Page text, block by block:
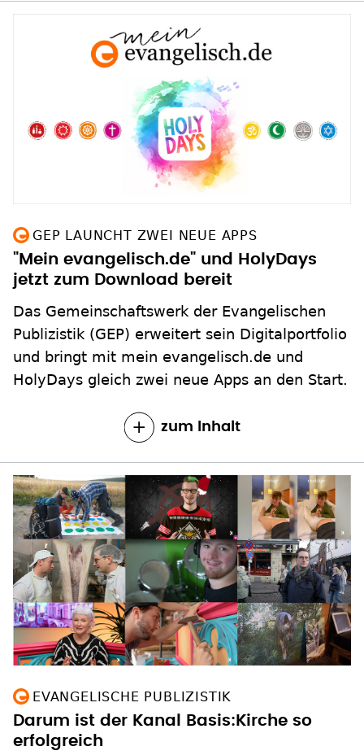
GEP LAUNCHT ZWEI NEUE APPS
"Mein evangelisch.de" und HolyDays
jetzt zum Download bereit
Das Gemeinschaftswerk der Evangelischen
Publizistik (GEP) erweitert sein Digitalportfolio
und bringt mit mein evangelisch.de und
HolyDays gleich zwei neue Apps an den Start.
zum Inhalt
EVANGELISCHE PUBLIZISTIK
Darum ist der Kanal Basis:Kirche so
erfolgreich